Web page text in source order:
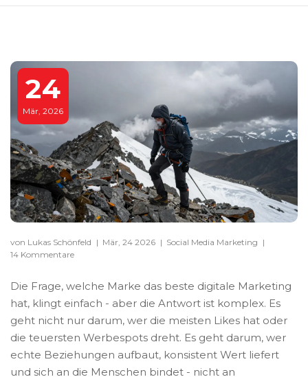
24
Mär, 2026
von Lukas Schönfeld | Mär, 24 2026 | Social Media Marketing |
14 Kommentare
Die Frage, welche Marke das beste digitale Marketing
hat, klingt einfach - aber die Antwort ist komplex. Es
geht nicht nur darum, wer die meisten Likes hat oder
die teuersten Werbespots dreht. Es geht darum, wer
echte Beziehungen aufbaut, konsistent Wert liefert
und sich an die Menschen bindet - nicht an